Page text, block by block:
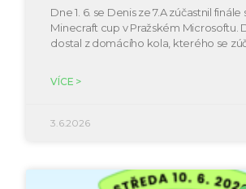
Dne 1. 6. se Denis ze 7.A zúčastnil
Minecraft cup v Pražském Microsoftu.
dostal z domácího kola, kterého se
VÍCE >
3.6.2026